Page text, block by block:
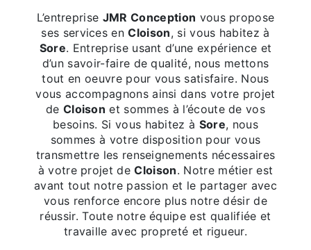
L’entreprise JMR Conception vous propose
ses services enCloison, si vous habitez à
Sore. Entreprise usant d’une expérience et
d’un savoir-faire de qualité, nous mettons
tout en oeuvre pour vous satisfaire. Nous
vous accompagnons ainsi dans votre projet
de Cloison et sommes à l’écoute de vos
besoins. Si vous habitez à Sore, nous
sommes à votre disposition pour vous
transmettre les renseignements nécessaires
à votre projet deCloison. Notre métier est
avant tout notre passion et le partager avec
vous renforce encore plus notre désir de
réussir. Toute notre équipe est qualifiée et
travaille avec propreté et rigueur.